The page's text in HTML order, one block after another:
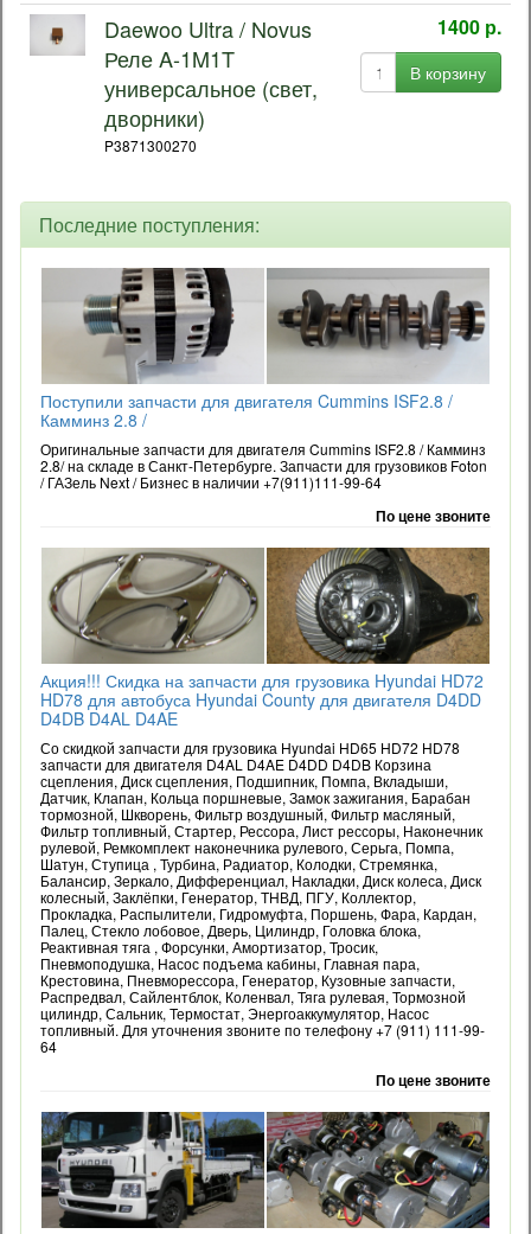
Daewoo Ultra / Novus
Реле A-1M1T
универсальное (свет,
дворники)
P3871300270
1400 р.
В корзину
Последние поступления:
Поступили запчасти для двигателя Cummins ISF2.8 /
Камминз 2.8 /
Оригинальные запчасти для двигателя Cummins ISF2.8 / Камминз
2.8/ на складе в Санкт-Петербурге. Запчасти для грузовиков Foton
/ ГАЗель Next / Бизнес в наличии +7(911)111-99-64
По цене звоните
Акция!!! Скидка на запчасти для грузовика Hyundai HD72
HD78 для автобуса Hyundai County для двигателя D4DD
D4DB D4AL D4AE
Со скидкой запчасти для грузовика Hyundai HD65 HD72 HD78
запчасти для двигателя D4AL D4AE D4DD D4DB Корзина
сцепления, Диск сцепления, Подшипник, Помпа, Вкладыши,
Датчик, Клапан, Кольца поршневые, Замок зажигания, Барабан
тормозной, Шкворень, Фильтр воздушный, Фильтр масляный,
Фильтр топливный, Стартер, Рессора, Лист рессоры, Наконечник
рулевой, Ремкомплект наконечника рулевого, Серьга, Помпа,
Шатун, Ступица , Турбина, Радиатор, Колодки, Стремянка,
Балансир, Зеркало, Дифференциал, Накладки, Диск колеса, Диск
колесный, Заклёпки, Генератор, ТНВД, ПГУ, Коллектор,
Прокладка, Распылители, Гидромуфта, Поршень, Фара, Кардан,
Палец, Стекло лобовое, Дверь, Цилиндр, Головка блока,
Реактивная тяга , Форсунки, Амортизатор, Тросик,
Пневмоподушка, Насос подъема кабины, Главная пара,
Крестовина, Пневморессора, Генератор, Кузовные запчасти,
Распредвал, Сайлентблок, Коленвал, Тяга рулевая, Тормозной
цилиндр, Сальник, Термостат, Энергоаккумулятор, Насос
топливный. Для уточнения звоните по телефону +7 (911) 111-99-
64
По цене звоните